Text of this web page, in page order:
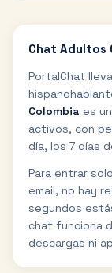
Chat Adultos
PortalChat
Colombia es
activos, con
día, los 7 días
Para entrar
email, no hay
segundos
chat funciona
descargas ni